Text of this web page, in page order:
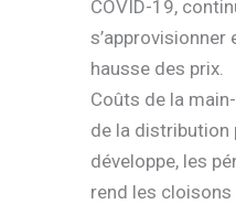
COVID-19,
hausse des prix.
Coûts de la
de la distribution
développe, les
rend les cloisons